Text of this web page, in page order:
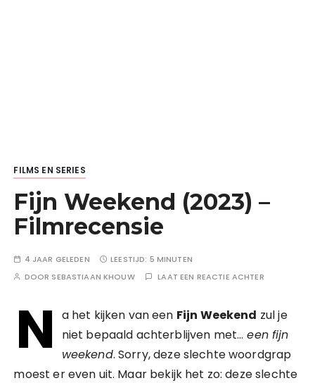
FILMS EN SERIES
Fijn Weekend (2023) –
Filmrecensie
4 JAAR GELEDEN LEESTIJD: 5 MINUTEN
DOOR SEBASTIAAN KHOUW LAAT EEN REACTIE ACHTER
N a het kijken van een Fijn Weekend zul je
niet bepaald achterblijven met… een fijn
weekend. Sorry, deze slechte woordgrap
moest er even uit. Maar bekijk het zo: deze slechte